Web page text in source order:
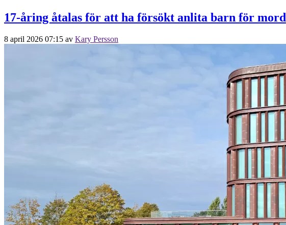
17‑åring åtalas för att ha försökt anlita barn för mord
8 april 2026 07:15 av Kary Persson